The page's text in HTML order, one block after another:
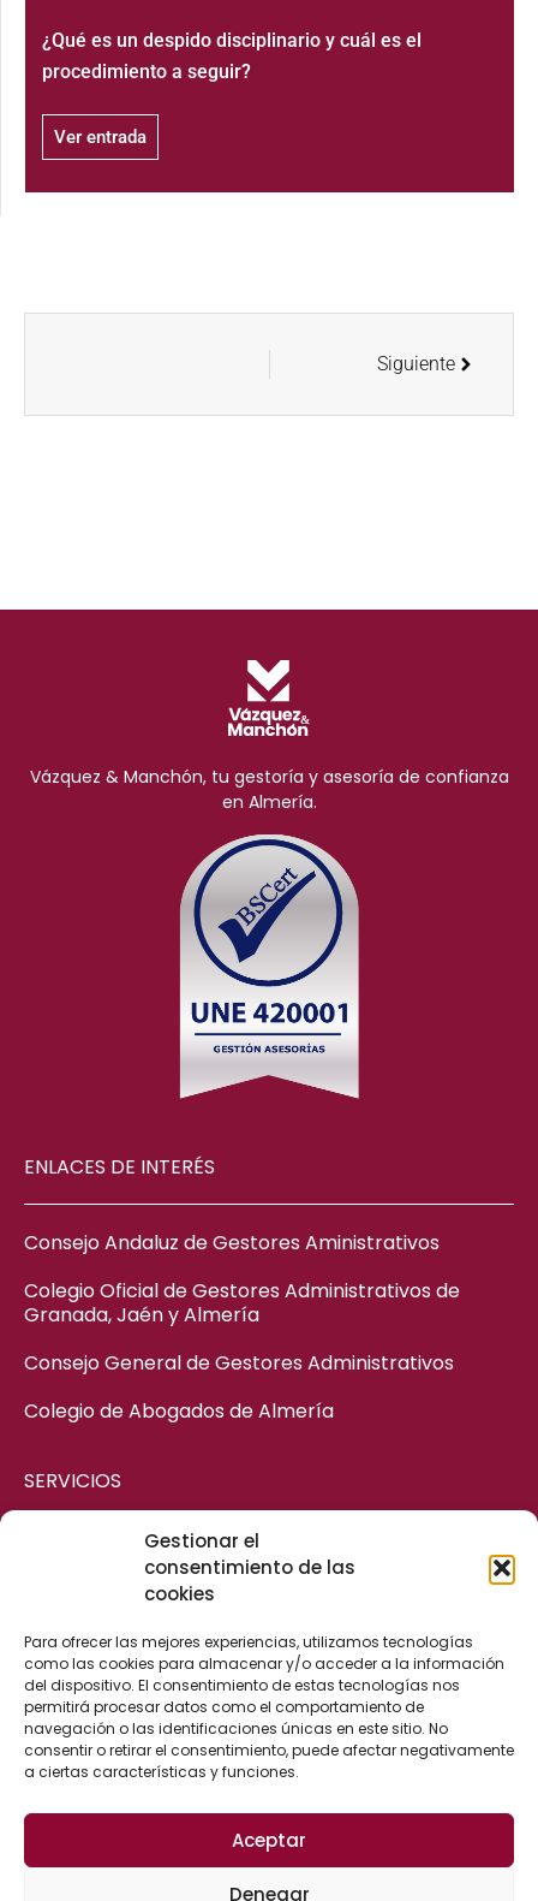
Gestionar el
consentimiento de las
cookies
Para ofrecer las mejores experiencias, utilizamos tecnologías
como las cookies para almacenar y/o acceder a la información
del dispositivo. El consentimiento de estas tecnologías nos
permitirá procesar datos como el comportamiento de
navegación o las identificaciones únicas en este sitio. No
consentir o retirar el consentimiento, puede afectar negativamente
a ciertas características y funciones.
Aceptar
Denegar
¿Qué es un despido disciplinario y cuál es el
procedimiento a seguir?
Ver entrada
Siguiente
Vázquez & Manchón, tu gestoría y asesoría de confianza
en Almería.
ENLACES DE INTERÉS
Consejo Andaluz de Gestores Aministrativos
Colegio Oficial de Gestores Administrativos de
Granada, Jaén y Almería
Consejo General de Gestores Administrativos
Colegio de Abogados de Almería
SERVICIOS
ASESORÍA MERCANTIL
ASESORÍA CIVIL
ASESORÍA FISCAL Y CONTABLE
ASESORÍA LABORAL
ASESORÍA ADMINISTRATIVA
Calle Cervantes, 25